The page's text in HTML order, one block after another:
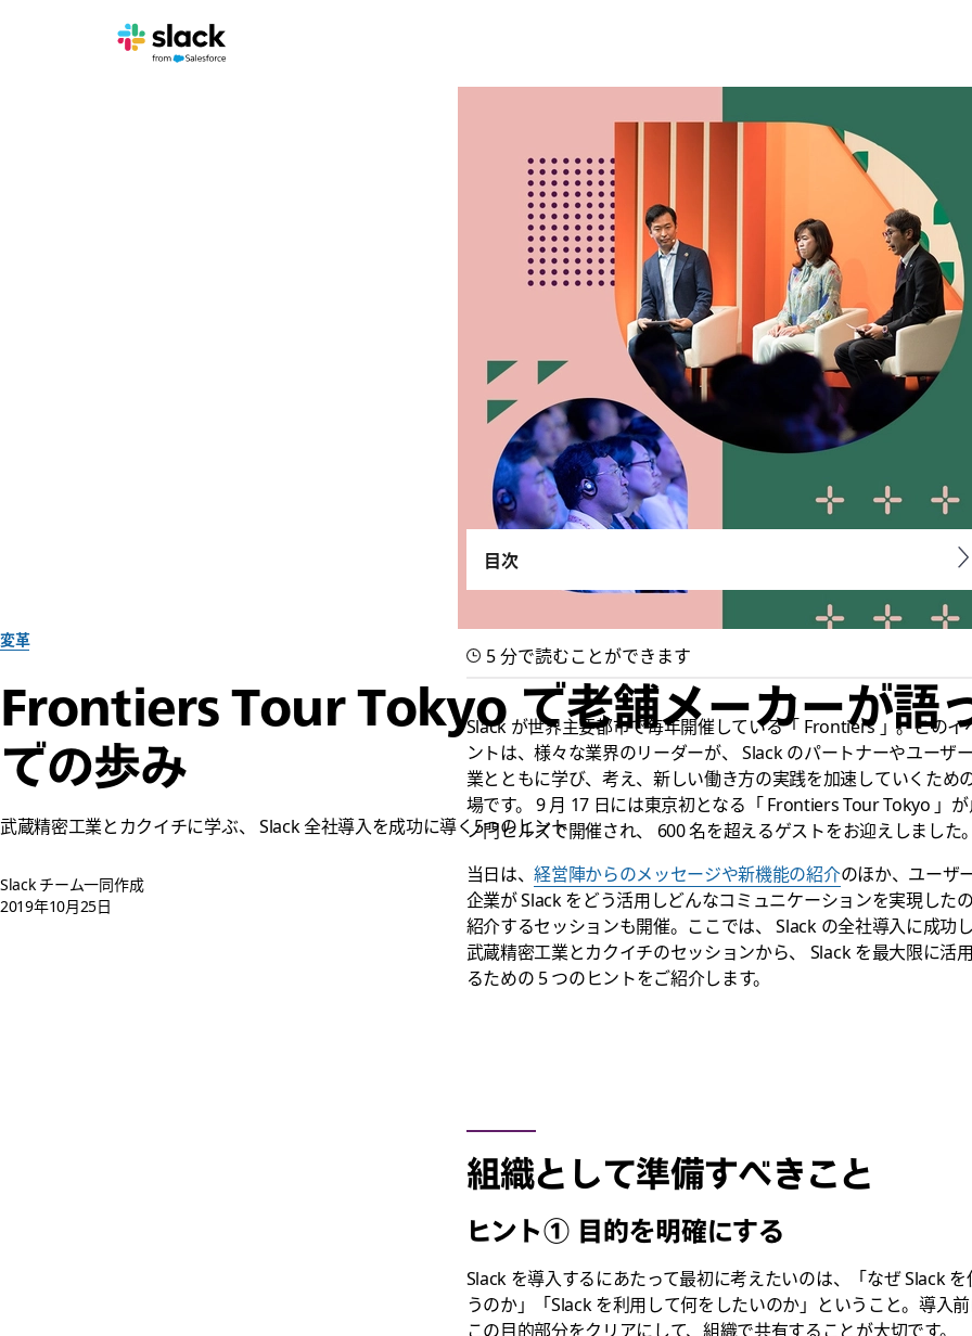
変革
Frontiers Tour Tokyo で老舗メーカーが語
での歩み
武蔵精密工業とカクイチに学ぶ、 Slack 全社導入を成功に導く5つのヒント
Slack チーム一同作成
2019年10月25日
目次
5 分で読むことができます
Slack が世界主要都市で毎年開催している「 Frontiers 」。このイ
ントは、様々な業界のリーダーが、 Slack のパートナーやユーザ
業とともに学び、考え、新しい働き方の実践を加速していくため
場です。 9 月 17 日には東京初となる「 Frontiers Tour Tokyo 」
ノ門ヒルズで開催され、 600 名を超えるゲストをお迎えしました。
当日は、経営陣からのメッセージや新機能の紹介のほか、ユーザ
企業が Slack をどう活用しどんなコミュニケーションを実現した
紹介するセッションも開催。ここでは、 Slack の全社導入に成功
武蔵精密工業とカクイチのセッションから、 Slack を最大限に活
るための 5 つのヒントをご紹介します。
組織として準備すべきこと
ヒント① 目的を明確にする
Slack を導入するにあたって最初に考えたいのは、「なぜ Slack を
うのか」「Slack を利用して何をしたいのか」ということ。導入
この目的部分をクリアにして、組織で共有することが大切です。